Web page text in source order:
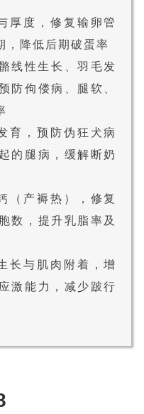
厚度，修复输卵管
，降低后期破蛋率
线性生长、羽毛发
防佝偻病、腿软、
育，预防伪狂犬病
的腿病，缓解断奶
（产褥热），修复
数，提升乳脂率及
长与肌肉附着，增
激能力，减少跛行